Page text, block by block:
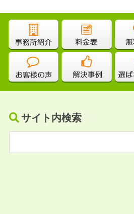
サイト内検索